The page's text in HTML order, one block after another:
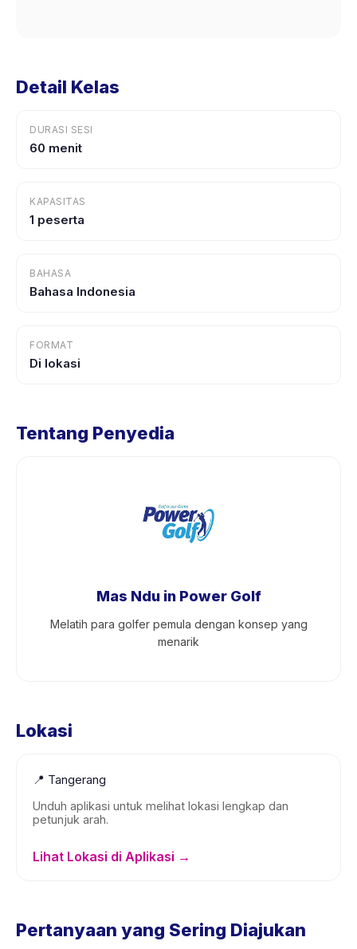
Detail Kelas
DURASI SESI
60 menit
KAPASITAS
1 peserta
BAHASA
Bahasa Indonesia
FORMAT
Di lokasi
Tentang Penyedia
Mas Ndu in Power Golf
Melatih para golfer pemula dengan konsep yang
menarik
Lokasi
📍 Tangerang
Unduh aplikasi untuk melihat lokasi lengkap dan
petunjuk arah.
Lihat Lokasi di Aplikasi →
Pertanyaan yang Sering Diajukan